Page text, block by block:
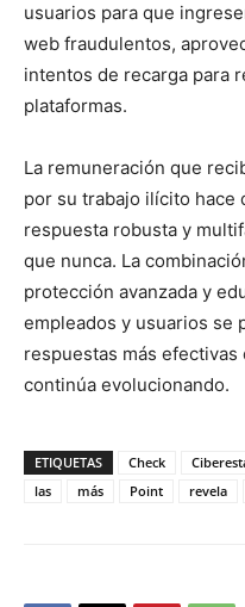
usuarios para que
web fraudulentos,
intentos de recarga para
plataformas.
La remuneración que
por su trabajo ilícito hace
respuesta robusta y
que nunca. La
protección avanzada y
empleados y usuarios se
respuestas más efectivas
continúa evolucionando.
ETIQUETAS Check
las
más Point revela